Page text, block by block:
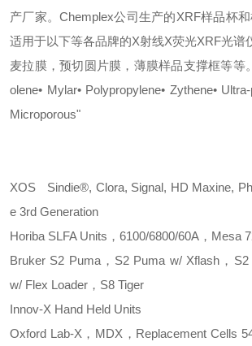
产厂家。Chemplex公司生产的XRF样品杯
适用于以下等各品牌的X射线X荧光XRF光谱
麦拉膜，预切圆片膜，薄膜样品支撑框等等
olene• Mylar• Polypropylene• Zythene•
Microporous"
XOS
Sindie®, Clora, Signal, HD Maxine,
e 3rd Generation
Horiba SLFA Units，6100/6800/60A，Mesa
Bruker S2 Puma，S2 Puma w/ Xflash，
w/ Flex Loader，S8 Tiger
Innov-X Hand Held Units
Oxford Lab-X，MDX，Replacement Cells